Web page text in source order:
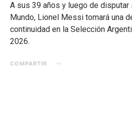
A sus 39 años y luego de disputar
Mundo, Lionel Messi tomará una
continuidad en la Selección
2026.
COMPARTIR